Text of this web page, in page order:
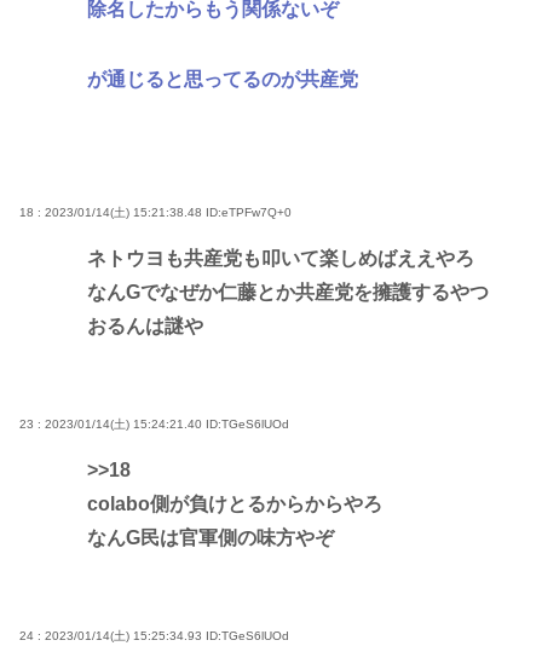
除名したからもう関係ないぞ
が通じると思ってるのが共産党
18 : 2023/01/14(土) 15:21:38.48 ID:eTPFw7Q+0
ネトウヨも共産党も叩いて楽しめばええやろ
なんGでなぜか仁藤とか共産党を擁護するやつ
おるんは謎や
23 : 2023/01/14(土) 15:24:21.40 ID:TGeS6lUOd
>>18
colabo側が負けとるからからやろ
なんG民は官軍側の味方やぞ
24 : 2023/01/14(土) 15:25:34.93 ID:TGeS6lUOd